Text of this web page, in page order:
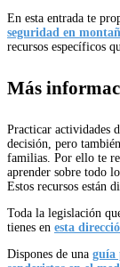
En esta entrada te
seguridad en
recursos específicos
Más
Practicar actividades
decisión, pero
familias. Por ello te
aprender sobre todo
Estos recursos están
Toda la legislación
tienes en esta
Dispones de una guía